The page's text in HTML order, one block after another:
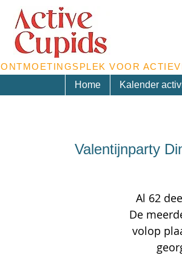
ONTMOETINGSPLEK VOOR
Home
Kalender
Valentijnparty
Al 62
De
volop